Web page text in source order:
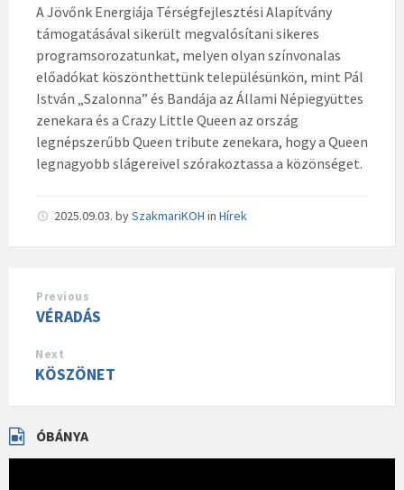
A Jövőnk Energiája Térségfejlesztési Alapítvány
támogatásával sikerült megvalósítani sikeres
programsorozatunkat, melyen olyan színvonalas
előadókat köszönthettünk településünkön, mint Pál
István „Szalonna” és Bandája az Állami Népiegyüttes
zenekara és a Crazy Little Queen az ország
legnépszerűbb Queen tribute zenekara, hogy a Queen
legnagyobb slágereivel szórakoztassa a közönséget.
2025.09.03. bySzakmariKOH in Hírek
Previous
VÉRADÁS
Next
KÖSZÖNET
ÓBÁNYA